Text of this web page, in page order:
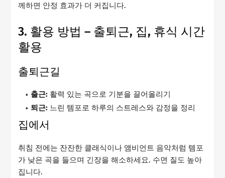
께하면 안정 효과가 더 커집니다.
3. 활용 방법 – 출퇴근, 집, 휴식 시간
활용
출퇴근길
출근: 활력 있는 곡으로 기분을 끌어올리기
퇴근: 느린 템포로 하루의 스트레스와 감정을 정리
집에서
취침 전에는 잔잔한 클래식이나 앰비언트 음악처럼 템포
가 낮은 곡을 들으며 긴장을 해소하세요. 수면 질도 높아
집니다.